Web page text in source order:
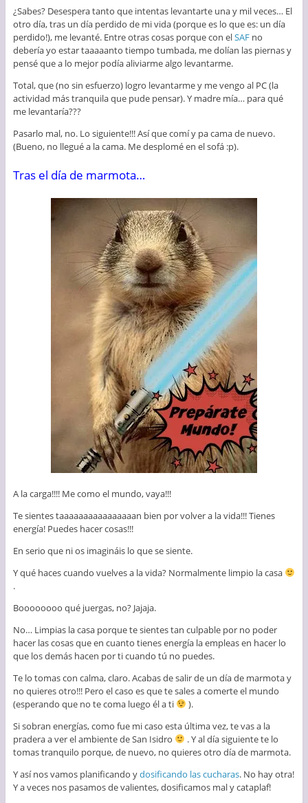
¿Sabes? Desespera tanto que intentas levantarte una y mil veces… El
otro día, tras un día perdido de mi vida (porque es lo que es: un día
perdido!), me levanté. Entre otras cosas porque con elSAFno
debería yo estar taaaaanto tiempo tumbada, me dolían las piernas y
pensé que a lo mejor podía aliviarme algo levantarme.
Total, que (no sin esfuerzo) logro levantarme y me vengo al PC (la
actividad más tranquila que pude pensar). Y madre mía… para qué
me levantaría???
Pasarlo mal, no. Lo siguiente!!! Así que comí y pa cama de nuevo.
(Bueno, no llegué a la cama. Me desplomé en el sofá :p).
Tras el día de marmota…
A la carga!!!! Me como el mundo, vaya!!!
Te sientes taaaaaaaaaaaaaaaan bien por volver a la vida!!! Tienes
energía! Puedes hacer cosas!!!
En serio que ni os imagináis lo que se siente.
Y qué haces cuando vuelves a la vida? Normalmente limpio la casa
.
Boooooooo qué juergas, no? Jajaja.
No… Limpias la casa porque te sientes tan culpable por no poder
hacer las cosas que en cuanto tienes energía la empleas en hacer lo
que los demás hacen por ti cuando tú no puedes.
Te lo tomas con calma, claro. Acabas de salir de un día de marmota y
no quieres otro!!! Pero el caso es que te sales a comerte el mundo
(esperando que no te coma luego él a ti
).
Si sobran energías, como fue mi caso esta última vez, te vas a la
pradera a ver el ambiente de San Isidro
. Y al día siguiente te lo
tomas tranquilo porque, de nuevo, no quieres otro día de marmota.
Y así nos vamos planificando ydosificando las cucharas. No hay otra!
Y a veces nos pasamos de valientes, dosificamos mal y cataplaf!